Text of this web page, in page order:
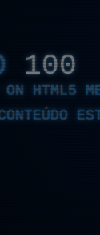
100
ON HTML5